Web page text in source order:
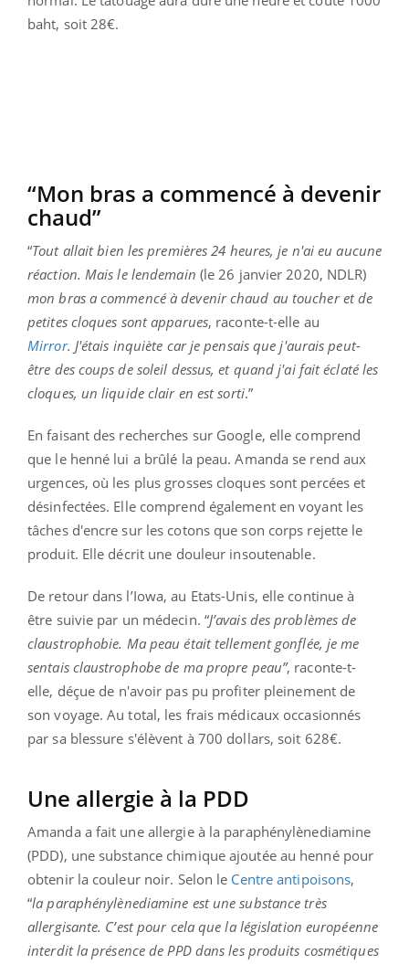
baht, soit 28€.
“Mon bras a commencé à devenir
chaud”
“Tout allait bien les premières 24 heures, je n'ai eu aucune
réaction. Mais le lendemain (le 26 janvier 2020, NDLR)
mon bras a commencé à devenir chaud au toucher et de
petites cloques sont apparues, raconte-t-elle au
Mirror. J'étais inquiète car je pensais que j'aurais peut-
être des coups de soleil dessus, et quand j'ai fait éclaté les
cloques, un liquide clair en est sorti.”
En faisant des recherches sur Google, elle comprend
que le henné lui a brûlé la peau. Amanda se rend aux
urgences, où les plus grosses cloques sont percées et
désinfectées. Elle comprend également en voyant les
tâches d'encre sur les cotons que son corps rejette le
produit. Elle décrit une douleur insoutenable.
De retour dans l’Iowa, au Etats-Unis, elle continue à
être suivie par un médecin. “J’avais des problèmes de
claustrophobie. Ma peau était tellement gonflée, je me
sentais claustrophobe de ma propre peau”, raconte-t-
elle, déçue de n'avoir pas pu profiter pleinement de
son voyage. Au total, les frais médicaux occasionnés
par sa blessure s'élèvent à 700 dollars, soit 628€.
Une allergie à la PDD
Amanda a fait une allergie à la paraphénylènediamine
(PDD), une substance chimique ajoutée au henné pour
obtenir la couleur noir. Selon le Centre antipoisons,
“la paraphénylènediamine est une substance très
allergisante. C’est pour cela que la législation européenne
interdit la présence de PPD dans les produits cosmétiques